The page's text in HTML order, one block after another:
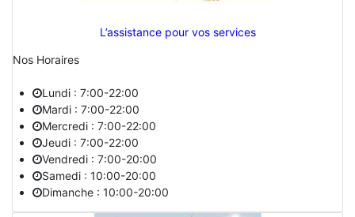
L’assistance pour vos services
Nos Horaires
Lundi : 7:00-22:00
Mardi : 7:00-22:00
Mercredi : 7:00-22:00
Jeudi : 7:00-22:00
Vendredi : 7:00-20:00
Samedi : 10:00-20:00
Dimanche : 10:00-20:00